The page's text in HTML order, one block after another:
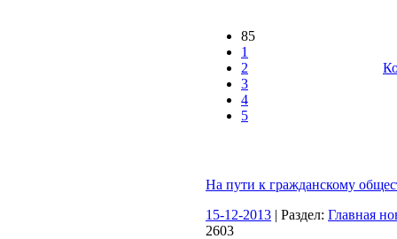
85
1
2
3
4
5
На пути к гражданскому
15-12-2013 | Раздел: Главная
2603